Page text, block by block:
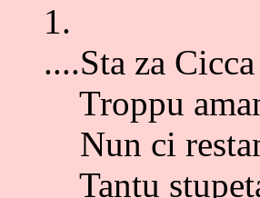
1.
....Sta za
Troppu
Nun ci
Tantu